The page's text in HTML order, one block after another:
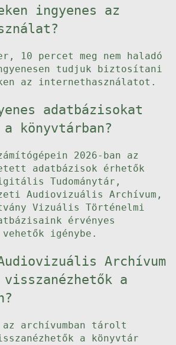
ingyenes az
10 percet meg nem haladó
tudjuk biztosítani
az internethasználatot.
adatbázisokat
könyvtárban?
2026-ban az
adatbázisok érhetők
Tudománytár,
Audiovizuális Archívum,
Vizuális Történelmi
érvényes
igénybe.
Archívum
a
az archívumban tárolt
a könyvtár